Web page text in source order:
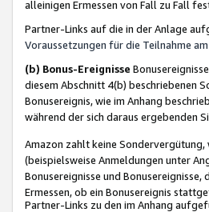
alleinigen Ermessen von Fall zu Fall
Partner-Links auf die in der Anlage
Voraussetzungen für die Teilnahme
(b) Bonus-Ereignisse
diesem Abschnitt 4(b) beschriebenen
Bonusereignis, wie im Anhang
während der sich daraus ergebenden
Amazon zahlt keine
(beispielsweise Anmeldungen unter
Bonusereignisse und
Ermessen, ob ein Bonusereignis
Partner-Links zu den im Anhang